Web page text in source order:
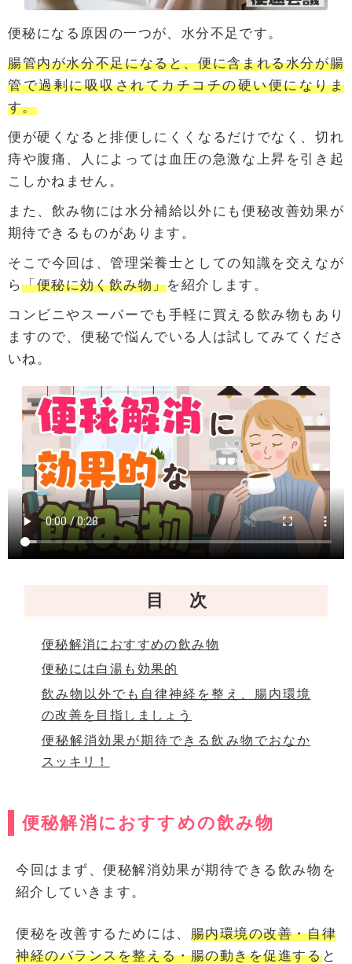
便秘になる原因の一つが、水分不足です。
腸管内が水分不足になると、便に含まれる水分が腸
管で過剰に吸収されてカチコチの硬い便になりま
す。
便が硬くなると排便しにくくなるだけでなく、切れ
痔や腹痛、人によっては血圧の急激な上昇を引き起
こしかねません。
また、飲み物には水分補給以外にも便秘改善効果が
期待できるものがあります。
そこで今回は、管理栄養士としての知識を交えなが
ら「便秘に効く飲み物」を紹介します。
コンビニやスーパーでも手軽に買える飲み物もあり
ますので、便秘で悩んでいる人は試してみてくださ
いね。
目次
便秘解消におすすめの飲み物
便秘には白湯も効果的
飲み物以外でも自律神経を整え、腸内環境
の改善を目指しましょう
便秘解消効果が期待できる飲み物でおなか
スッキリ！
便秘解消におすすめの飲み物
今回はまず、便秘解消効果が期待できる飲み物を
紹介していきます。
便秘を改善するためには、 腸内環境の改善・自律
神経のバランスを整える・腸の動きを促進すると